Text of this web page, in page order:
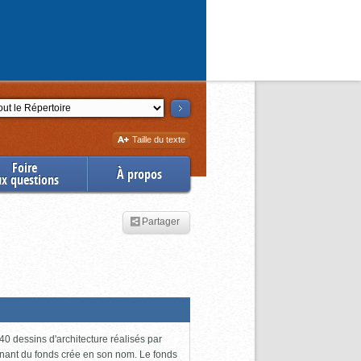
Augmenter
la
Taille du texte
Foire
questions À propos
Partager
dessins d'architecture réalisés par
du fonds crée en son nom. Le fonds